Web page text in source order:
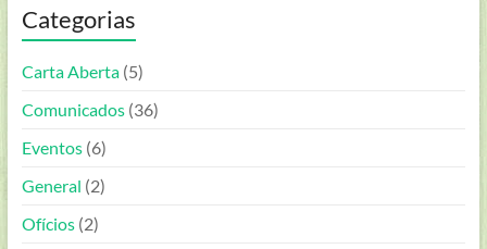
Categorias
Carta Aberta(5)
Comunicados(36)
Eventos(6)
General (2)
Ofícios(2)